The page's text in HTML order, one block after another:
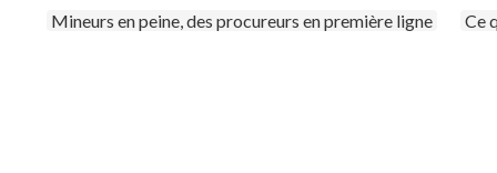
Mineurs en peine, des procureurs en première ligne
Ce